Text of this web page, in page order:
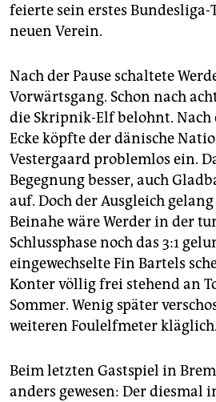
feierte sein erstes Bundesliga-
neuen Verein.
Nach der Pause schaltete
Vorwärtsgang. Schon nach
die Skripnik-Elf belohnt. Nach
Ecke köpfte der dänische
Vestergaard problemlos ein.
Begegnung besser, auch
auf. Doch der Ausgleich
Beinahe wäre Werder in der
Schlussphase noch das 3:1
eingewechselte Fin Bartels
Konter völlig frei stehend an
Sommer. Wenig später
weiteren Foulelfmeter kläglich.
Beim letzten Gastspiel in
anders gewesen: Der diesmal